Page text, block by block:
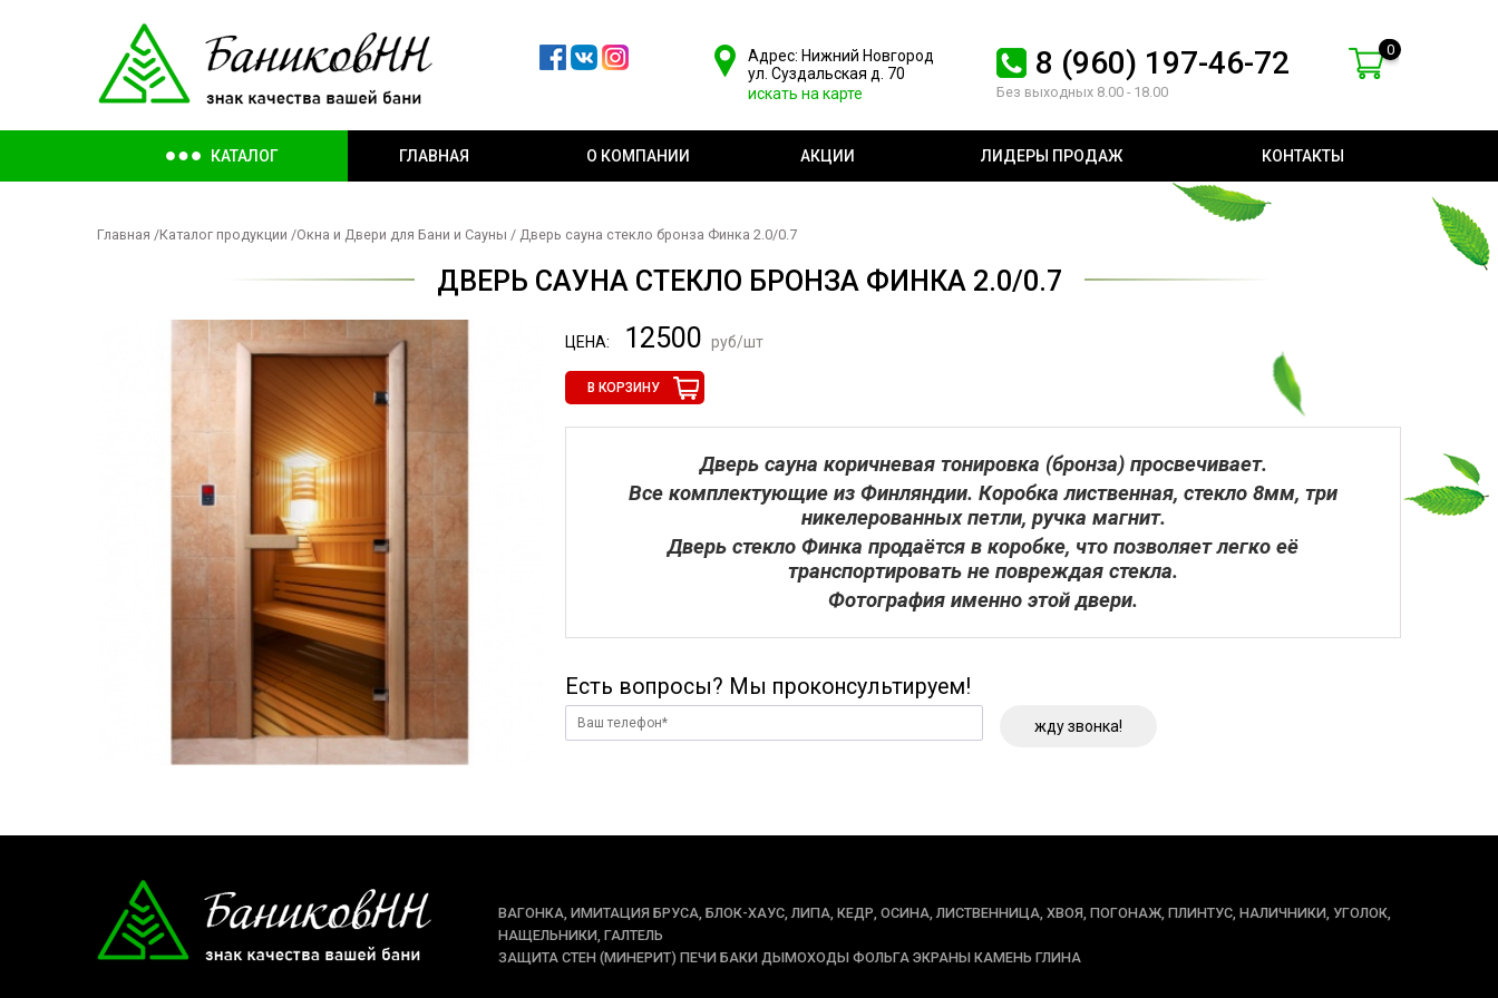
Адрес: Нижний Новгород
ул. Суздальская д. 70
искать на карте
8 (960) 197-46-72
Без выходных 8.00 - 18.00
0
КАТАЛОГ ГЛАВНАЯ О КОМПАНИИ АКЦИИ ЛИДЕРЫ ПРОДАЖ КОНТАКТЫ
Главная /Каталог продукции /Окна и Двери для Бани и Сауны / Дверь сауна стекло бронза Финка 2.0/0.7
ДВЕРЬ САУНА СТЕКЛО БРОНЗА ФИНКА 2.0/0.7
ЦЕНА: 12500 руб/шт
В КОРЗИНУ
Дверь сауна коричневая тонировка (бронза) просвечивает.
Все комплектующие из Финляндии. Коробка лиственная, стекло 8мм, три
никелерованных петли, ручка магнит.
Дверь стекло Финка продаётся в коробке, что позволяет легко её
транспортировать не повреждая стекла.
Фотография именно этой двери.
Есть вопросы? Мы проконсультируем!
жду звонка!
ВАГОНКА, ИМИТАЦИЯ БРУСА, БЛОК-ХАУС, ЛИПА, КЕДР, ОСИНА, ЛИСТВЕННИЦА, ХВОЯ, ПОГОНАЖ, ПЛИНТУС, НАЛИЧНИКИ, УГОЛОК,
НАЩЕЛЬНИКИ, ГАЛТЕЛЬ
ЗАЩИТА СТЕН (МИНЕРИТ) ПЕЧИ БАКИ ДЫМОХОДЫ ФОЛЬГА ЭКРАНЫ КАМЕНЬ ГЛИНА